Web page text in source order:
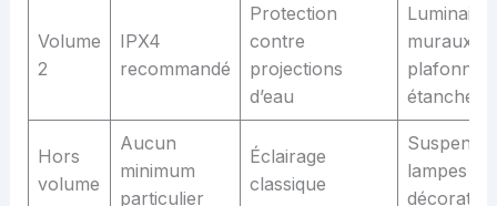
Volume
2
IPX4
recommandé
Protection
contre
projections
d’eau
Luminaires
muraux,
étanches
Hors
volume
Aucun
minimum
particulier
Éclairage
classique
lampes